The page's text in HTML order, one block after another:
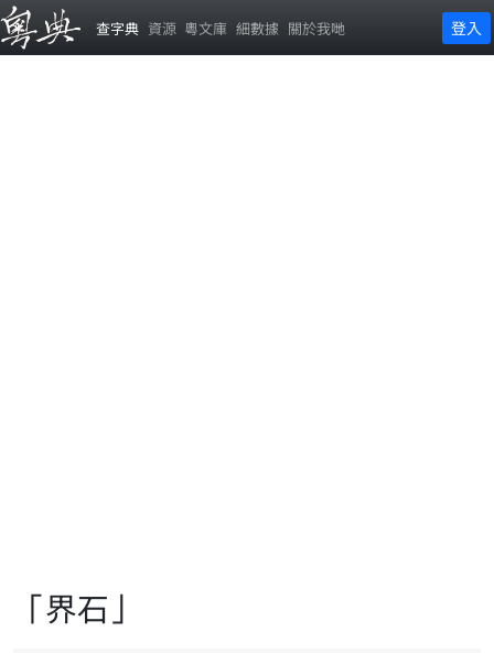
查字典 資源 粵文庫 細數據 關於我哋 登入
「界石」